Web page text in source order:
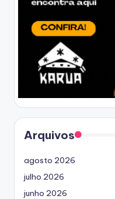
Arquivos
agosto 2026
julho 2026
junho 2026